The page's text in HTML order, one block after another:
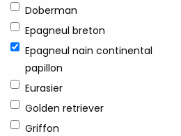
Doberman
Epagneul breton
Epagneul nain continental
papillon
Eurasier
Golden retriever
Griffon